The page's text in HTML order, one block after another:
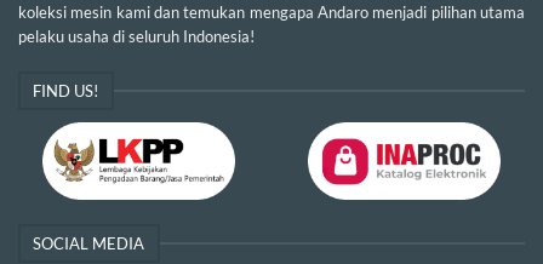
koleksi mesin kami dan temukan mengapa Andaro menjadi pilihan utama
pelaku usaha di seluruh Indonesia!
FIND US!
SOCIAL MEDIA